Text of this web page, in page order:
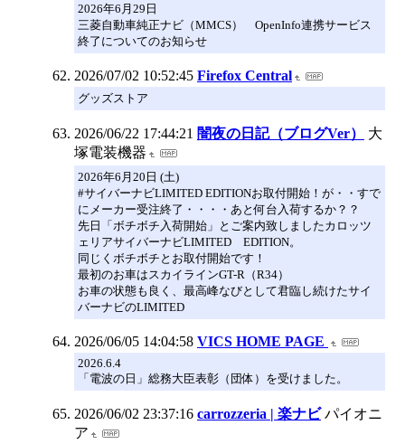
2026年6月29日
三菱自動車純正ナビ（MMCS） OpenInfo連携サービス
終了についてのお知らせ
2026/07/02 10:52:45 Firefox Central
グッズストア
2026/06/22 17:44:21 闇夜の日記（ブログVer）
大
塚電装機器
2026年6月20日 (土)
#サイバーナビLIMITED EDITIONお取付開始！が・・すで
にメーカー受注終了・・・・あと何台入荷するか？？
先日「ボチボチ入荷開始」とご案内致しましたカロッツ
ェリアサイバーナビLIMITED EDITION。
同じくボチボチとお取付開始です！
最初のお車はスカイラインGT-R（R34）
お車の状態も良く、最高峰なびとして君臨し続けたサイ
バーナビのLIMITED
2026/06/05 14:04:58 VICS HOME PAGE
2026.6.4
「電波の日」総務大臣表彰（団体）を受けました。
2026/06/02 23:37:16 carrozzeria | 楽ナビ パイオニ
ア